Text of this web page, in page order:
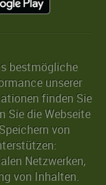
bestmögliche
unserer
finden Sie
Sie die Webseite
von
Netzwerken,
von Inhalten.